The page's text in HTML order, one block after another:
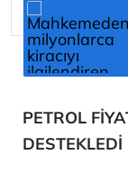
PETROL
DESTEKLEDİ